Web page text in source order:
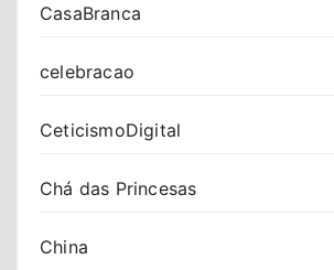
CasaBranca
celebracao
CeticismoDigital
Chá das Princesas
China